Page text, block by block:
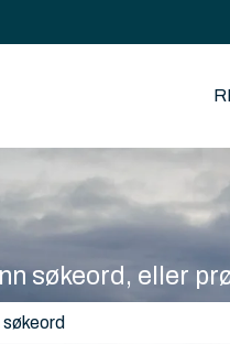
for oversettelser
søkeord, eller